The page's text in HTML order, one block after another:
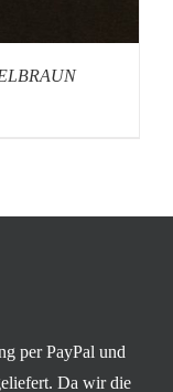
per PayPal und
Da wir die